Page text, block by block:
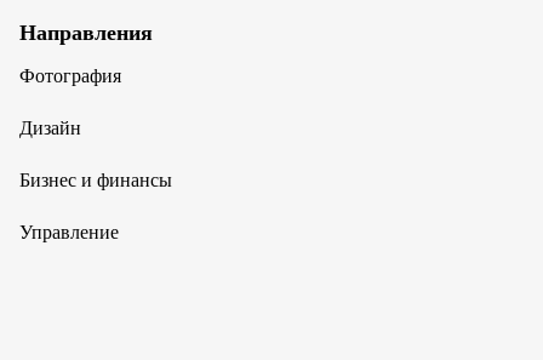
Направления
Фотография
Дизайн
Бизнес и финансы
Управление